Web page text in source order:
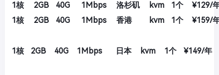
1核
2GB 40G 1Mbps 洛杉矶 kvm 1个
¥129/
1核
2GB 40G 1Mbps 香港 kvm 1个 ¥159/
1核 2GB 40G 1Mbps 日本 kvm 1个 ¥149/年